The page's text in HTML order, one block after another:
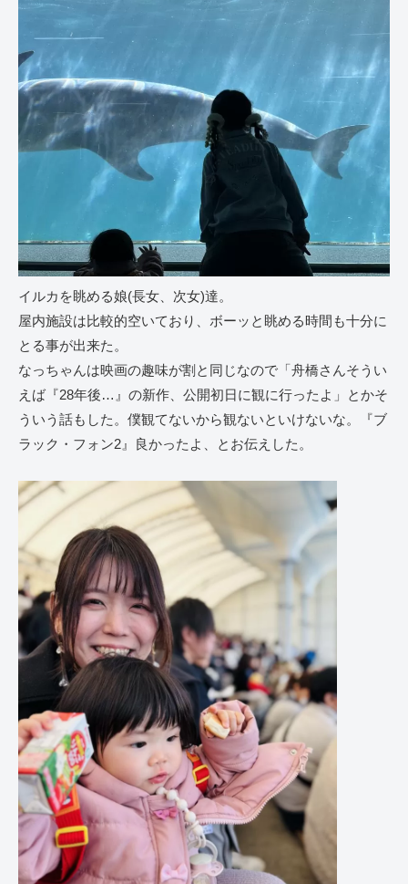
イルカを眺める娘(長女、次女)達。
屋内施設は比較的空いており、ボーッと眺める時間も十分に
とる事が出来た。
なっちゃんは映画の趣味が割と同じなので「舟橋さんそうい
えば『28年後…』の新作、公開初日に観に行ったよ」とかそ
ういう話もした。僕観てないから観ないといけないな。『ブ
ラック・フォン2』良かったよ、とお伝えした。